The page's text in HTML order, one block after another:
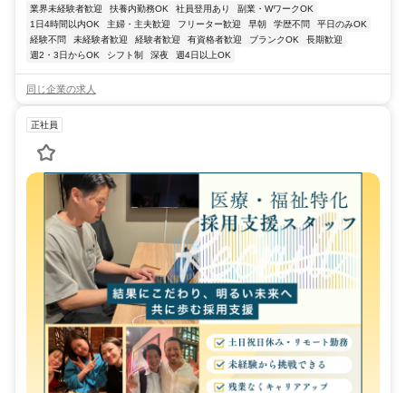
業界未経験者歓迎 扶養内勤務OK 社員登用あり
副業・WワークOK
1日4時間以内OK
主婦・主夫歓迎 フリーター歓迎 早朝 学歴不問
平日のみOK
経験不問
未経験者歓迎 経験者歓迎 有資格者歓迎 ブランクOK
長期歓迎
週2・3日からOK
シフト制 深夜 週4日以上OK
同じ企業の求人
正社員